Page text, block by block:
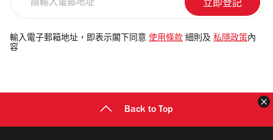
電
郵
輸入電子郵箱地址，即表示閣下同意 使用條款 細則及 私隱政策 內
容
Back to Top